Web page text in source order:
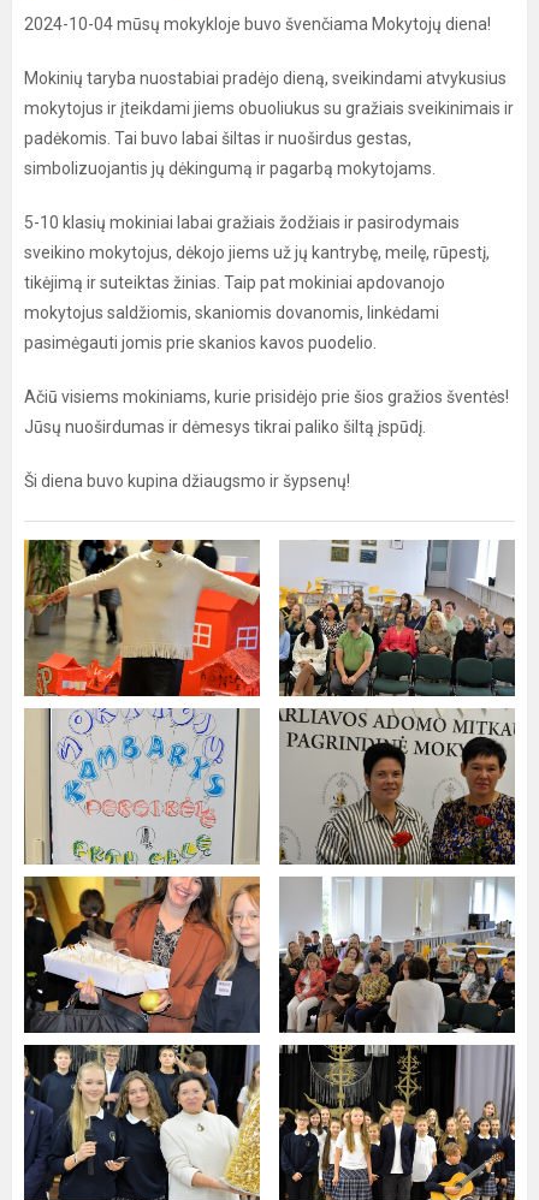
2024-10-04 mūsų mokykloje buvo švenčiama Mokytojų diena!
Mokinių taryba nuostabiai pradėjo dieną, sveikindami atvykusius
mokytojus ir įteikdami jiems obuoliukus su gražiais sveikinimais ir
padėkomis. Tai buvo labai šiltas ir nuoširdus gestas,
simbolizuojantis jų dėkingumą ir pagarbą mokytojams.
5-10 klasių mokiniai labai gražiais žodžiais ir pasirodymais
sveikino mokytojus, dėkojo jiems už jų kantrybę, meilę, rūpestį,
tikėjimą ir suteiktas žinias. Taip pat mokiniai apdovanojo
mokytojus saldžiomis, skaniomis dovanomis, linkėdami
pasimėgauti jomis prie skanios kavos puodelio.
Ačiū visiems mokiniams, kurie prisidėjo prie šios gražios šventės!
Jūsų nuoširdumas ir dėmesys tikrai paliko šiltą įspūdį.
Ši diena buvo kupina džiaugsmo ir šypsenų!